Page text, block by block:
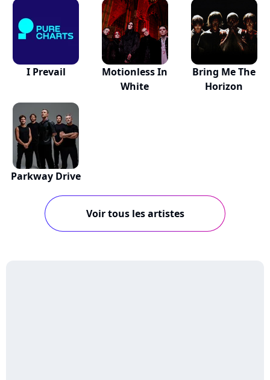
I Prevail
Motionless In
White
Bring Me The
Horizon
Parkway Drive
Voir tous les artistes